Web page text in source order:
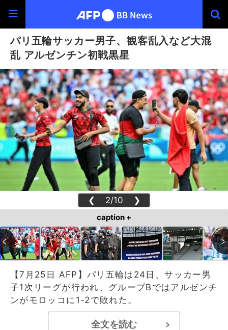
パリ五輪サッカー男子、観客乱入など大混
乱 アルゼンチン初戦黒星
❮ 2/10 ❯
caption +
【7月25日 AFP】パリ五輪は24日、サッカー男
子1次リーグが行われ、グループBではアルゼンチ
ンがモロッコに1-2で敗れた。
全文を読む >